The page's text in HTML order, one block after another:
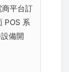
平台訂
POS 系
備開